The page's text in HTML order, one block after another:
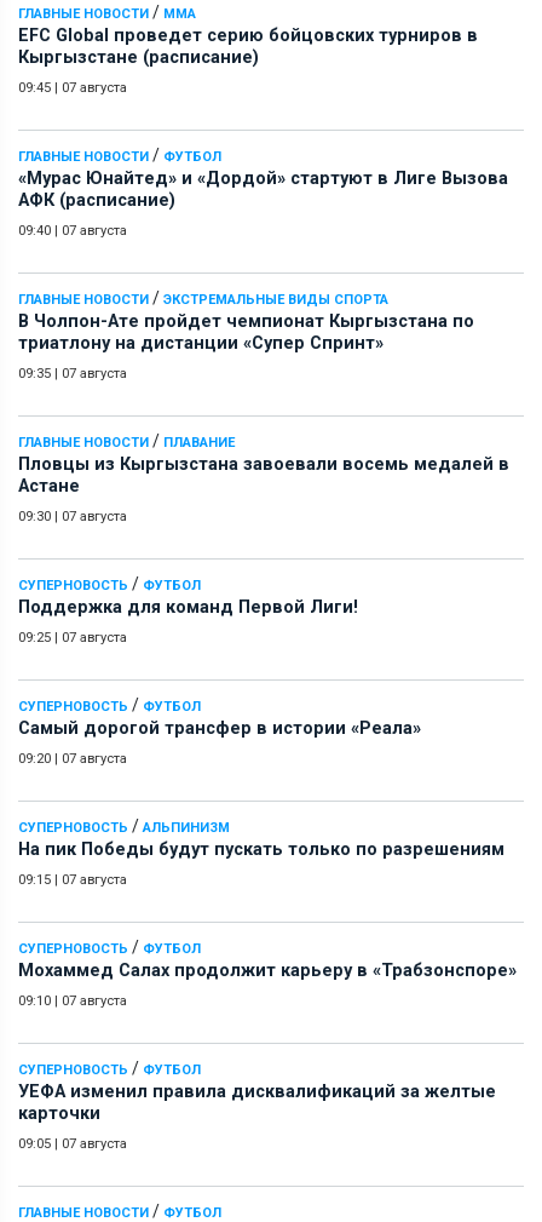
ГЛАВНЫЕ НОВОСТИ / ММА
EFC Global проведет серию бойцовских турниров в
Кыргызстане (расписание)
09:45 | 07 августа
ГЛАВНЫЕ НОВОСТИ / ФУТБОЛ
«Мурас Юнайтед» и «Дордой» стартуют в Лиге Вызова
АФК (расписание)
09:40 | 07 августа
ГЛАВНЫЕ НОВОСТИ / ЭКСТРЕМАЛЬНЫЕ ВИДЫ СПОРТА
В Чолпон-Ате пройдет чемпионат Кыргызстана по
триатлону на дистанции «Супер Спринт»
09:35 | 07 августа
ГЛАВНЫЕ НОВОСТИ / ПЛАВАНИЕ
Пловцы из Кыргызстана завоевали восемь медалей в
Астане
09:30 | 07 августа
СУПЕРНОВОСТЬ / ФУТБОЛ
Поддержка для команд Первой Лиги!
09:25 | 07 августа
СУПЕРНОВОСТЬ / ФУТБОЛ
Самый дорогой трансфер в истории «Реала»
09:20 | 07 августа
СУПЕРНОВОСТЬ / АЛЬПИНИЗМ
На пик Победы будут пускать только по разрешениям
09:15 | 07 августа
СУПЕРНОВОСТЬ / ФУТБОЛ
Мохаммед Салах продолжит карьеру в «Трабзонспоре»
09:10 | 07 августа
СУПЕРНОВОСТЬ / ФУТБОЛ
УЕФА изменил правила дисквалификаций за желтые
карточки
09:05 | 07 августа
ГЛАВНЫЕ НОВОСТИ / ФУТБОЛ